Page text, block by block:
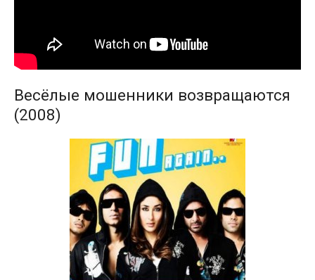
Весёлые мошенники возвращаются
(2008)